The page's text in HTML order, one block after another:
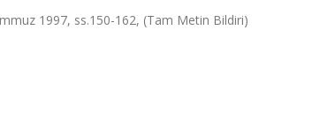
1997, ss.150-162, (Tam Metin Bildiri)